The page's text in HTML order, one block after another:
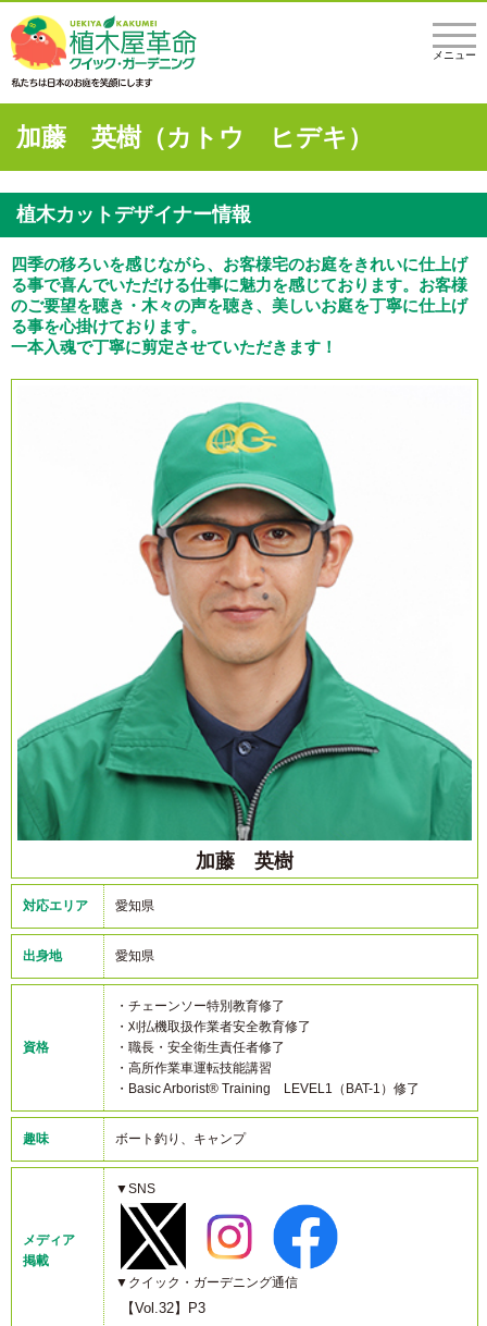
メニュー
加藤 英樹（カトウ ヒデキ）
植木カットデザイナー情報
四季の移ろいを感じながら、お客様宅のお庭をきれいに仕上げ
る事で喜んでいただける仕事に魅力を感じております。お客様
のご要望を聴き・木々の声を聴き、美しいお庭を丁寧に仕上げ
る事を心掛けております。
一本入魂で丁寧に剪定させていただきます！
加藤 英樹
対応エリア 愛知県
出身地 愛知県
資格
・チェーンソー特別教育修了
・刈払機取扱作業者安全教育修了
・職長・安全衛生責任者修了
・高所作業車運転技能講習
・Basic Arborist® Training LEVEL1（BAT-1）修了
趣味 ボート釣り、キャンプ
メディア
掲載
▼SNS
▼クイック・ガーデニング通信
【Vol.32】P3